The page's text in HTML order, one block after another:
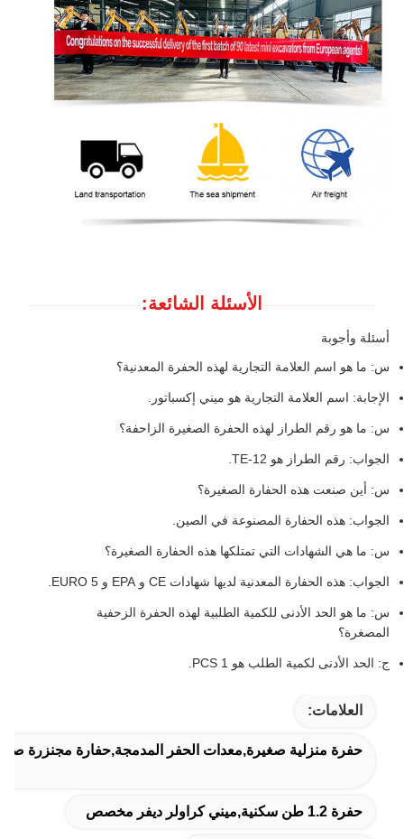
الأسئلة الشائعة:
أسئلة وأجوبة
س: ما هو اسم العلامة التجارية لهذه الحفرة المعدنية؟
الإجابة: اسم العلامة التجارية هو ميني إكسباتور.
س: ما هو رقم الطراز لهذه الحفرة الصغيرة الزاحفة؟
الجواب: رقم الطراز هو TE-12.
س: أين صنعت هذه الحفارة الصغيرة؟
الجواب: هذه الحفارة المصنوعة في الصين.
س: ما هي الشهادات التي تمتلكها هذه الحفارة الصغيرة؟
الجواب: هذه الحفارة المعدنية لديها شهادات CE و EPA و EURO 5.
س: ما هو الحد الأدنى للكمية الطلبية لهذه الحفرة الزحفية
المصغرة؟
ج: الحد الأدنى لكمية الطلب هو 1 PCS.
العلامات:
حفرة منزلية صغيرة,معدات الحفر المدمجة,حفارة مجنزرة
حفرة 1.2 طن سكنية,ميني كراولر ديفر مخصص